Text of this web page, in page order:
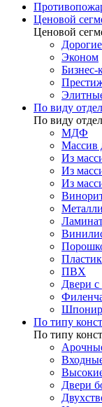
Ценовой
Ценовой
Дорогие
Эконом
Бизнес-
По виду
По виду
МДФ
Массив
Из
Из
Из
Пластик
ПВХ
Двери с
По типу
По типу
Двери